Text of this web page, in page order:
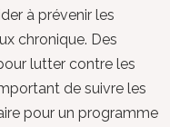
à prévenir les
chronique. Des
lutter contre les
de suivre les
pour un programme